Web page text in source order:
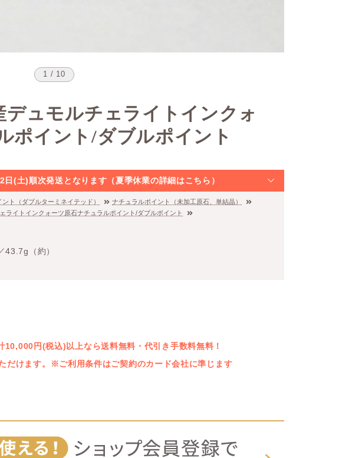
1 / 10
デュモルチェライトインクォ
ポイント/ダブルポイント
(土)順次発送となります（夏季休業の詳細はこちら）
ント（ダブルターミネイテッド）
ナチュラルポイント（未加工原石、単結晶）
ライトインクォーツ原石ナチュラルポイント/ダブルポイント
（約）
円(税込)以上なら送料無料・代引き手数料無料！
だけます。※ご利用条件はご契約のカード会社に準じます